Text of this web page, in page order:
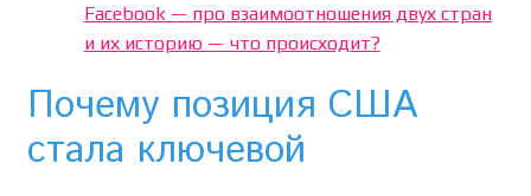
Facebook — про взаимоотношения двух стран
и их историю — что происходит?
Почему позиция США
стала ключевой